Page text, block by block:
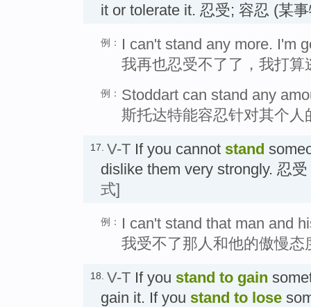
it or tolerate it. 忍受; 容忍 (某
例：
I can't stand any more. I'm
我再也忍受不了了，我打算
例： Stoddart can stand any
斯托达特能容忍针对其个人
17. V-T If you cannot stand
dislike them very strongly. 忍
式]
例：
I can't stand that man and
我受不了那人和他的傲慢态
18. V-T If you stand to gain
gain it. If you stand to lose